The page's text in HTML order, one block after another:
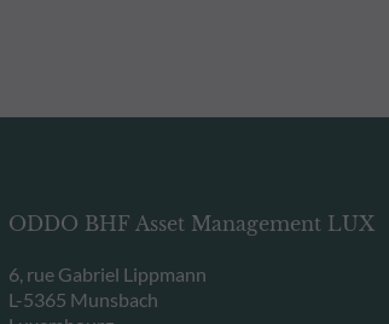
ODDO BHF Asset Management LUX
6, rue Gabriel Lippmann
L-5365 Munsbach